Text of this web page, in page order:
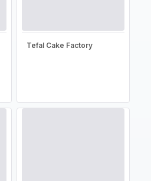
Tefal Cake Factory